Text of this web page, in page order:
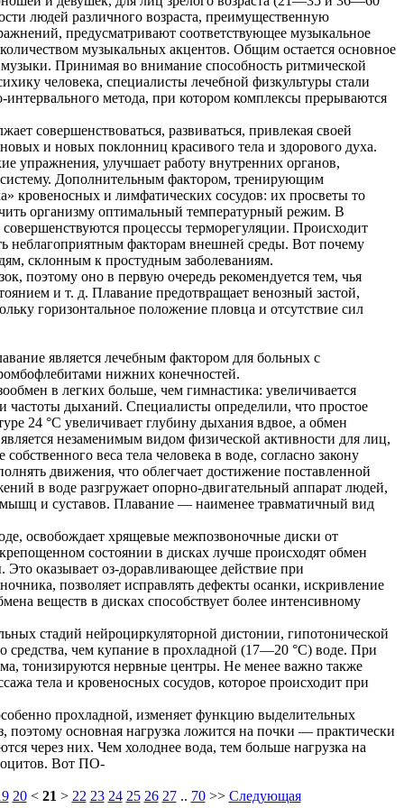
людей различного возраста, преимущественную
предусматривают соответствующее музыкальное
музыкальных акцентов. Общим остается основное
Принимая во внимание способность ритмической
человека, специалисты лечебной физкультуры стали
метода, при котором комплексы прерываются
совершенствоваться, развиваться, привлекая своей
и новых поклонниц красивого тела и здорового духа.
упражнения, улучшает работу внутренних органов,
Дополнительным фактором, тренирующим
кровеносных и лимфатических сосудов: их просветы то
организму оптимальный температурный режим. В
процессы терморегуляции. Происходит
неблагоприятным факторам внешней среды. Вот почему
склонным к простудным заболеваниям.
поэтому оно в первую очередь рекомендуется тем, чья
и т. д. Плавание предотвращает венозный застой,
горизонтальное положение пловца и отсутствие сил
является лечебным фактором для больных с
нижних конечностей.
в легких больше, чем гимнастика: увеличивается
частоты дыханий. Специалисты определили, что простое
24 °С увеличивает глубину дыхания вдвое, а обмен
незаменимым видом физической активности для лиц,
веса тела человека в воде, согласно закону
движения, что облегчает достижение поставленной
в воде разгружает опорно-двигательный аппарат людей,
и суставов. Плавание — наименее травматичный вид
освобождает хрящевые межпозвоночные диски от
состоянии в дисках лучше происходят обмен
оказывает оз-доравливающее действие при
позволяет исправлять дефекты осанки, искривление
веществ в дисках способствует более интенсивному
стадий нейроциркуляторной дистонии, гипотонической
средства, чем купание в прохладной (17—20 °С) воде. При
тонизируются нервные центры. Не менее важно также
тела и кровеносных сосудов, которое происходит при
прохладной, изменяет функцию выделительных
поэтому основная нагрузка ложится на почки — практически
через них. Чем холоднее вода, тем больше нагрузка на
Вот ПО-
20< 21 > 22 23 24 25 26 27.. 70>> Следующая